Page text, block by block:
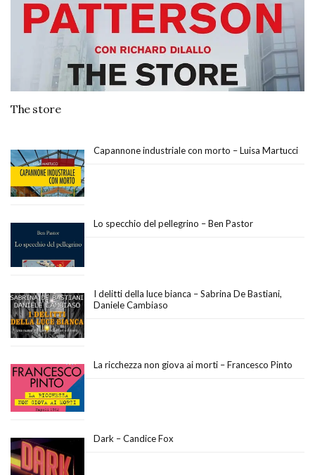
The store
Capannone industriale con morto – Luisa Martucci
Lo specchio del pellegrino – Ben Pastor
I delitti della luce bianca – Sabrina De Bastiani,
Daniele Cambiaso
La ricchezza non giova ai morti – Francesco Pinto
Dark – Candice Fox